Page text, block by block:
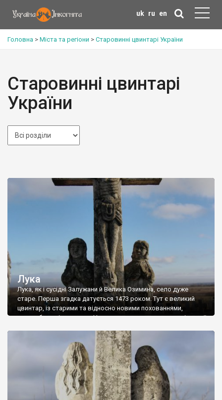
uk ru en
Головна > Міста та регіони > Старовинні цвинтарі України
Старовинні цвинтарі
України
Лука
Лука, як і сусідні Залужани й Велика Озимина, село дуже
старе. Перша згадка датується 1473 роком. Тут є великий
цвинтар, із старими та відносно новими похованнями,
надгробками і хрестами. Часто на могилах стоять гарні статуї
янголів. Інколи такі фігурки стоять біля підніжжя хреста, а